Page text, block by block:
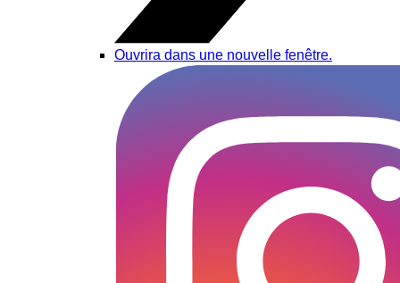
Ouvrira dans une nouvelle fenêtre.